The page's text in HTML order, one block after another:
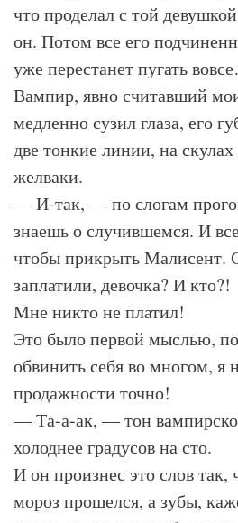
что проделал с той
он. Потом все его
уже перестанет пугать
Вампир, явно считавший
медленно сузил глаза, его
две тонкие линии, на
желваки.
— И-так, — по слогам
знаешь о случившемся. И
чтобы прикрыть Малисент.
заплатили, девочка? И кто?!
Мне никто не платил!
Это было первой мыслью,
обвинить себя во многом, я
продажности точно!
— Та-а-ак, — тон
холоднее градусов на сто.
И он произнес это слов
мороз прошелся, а зубы,